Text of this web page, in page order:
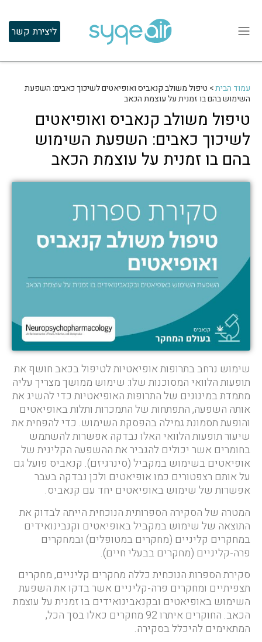
ליצירת קשר
עמוד הבית> טיפול משולב קנאביס ואופיאטים לשיכוך כאבים: השפעת
השימוש בהם בו זמנית על עוצמת הכאב
טיפול משולב קנאביס ואופיאטים
לשיכוך כאבים: השפעת השימוש
בהם בו זמנית על עוצמת הכאב
שימוש נרחב בתרופות אופיאטיות לטיפול בכאב חושף את
תופעות הלוואי המסוכנות שלו: שימוש ממושך מצריך עליה
מתמדת במינונים של התרופות האופיאטיות כדי להשיג את
אותה השפעה, התפתחות של התמכרות ותלות באופיאטים
והופעת תסמונת גמילה בהפסקת השימוש. כדי להפחית את
שיעור תופעות הלוואי האלו נבדקה אפשרות להשתמש
בחומרים אשר יכולים להגביר את ההשפעה הקלינית של
אופיאטים בשימוש במקביל (סינרגיזם). קנאביס פועל גם
על אותם רצפטורים כמו אופיאטים ולכן נבדקה בעבר
אפשרות של שימוש באופיאטים יחד עם קנאביס.
המטרה של הסקירה הספרותית הנוכחית הייתה לבדוק את
התוצאה של שימוש במקביל באופיאטים וקנבינואידים
במחקרים קליניים (מחקרים במטופלים) ובמחקרים
פרה-קליניים (מחקרים בבעלי חיים).
סקירת הספרות הנוכחית כללה מחקרים קליניים, מחקרים
תצפיתיים ומחקרים פרה-קליניים אשר בדקו את השפעת
השימוש באופיאטים ובקנאבינואידים בו זמנית על עוצמת
הכאב. החוקרים איתרו 92 מחקרים כאלו בסך הכל,
המתאימים להיכלל בסקירה.